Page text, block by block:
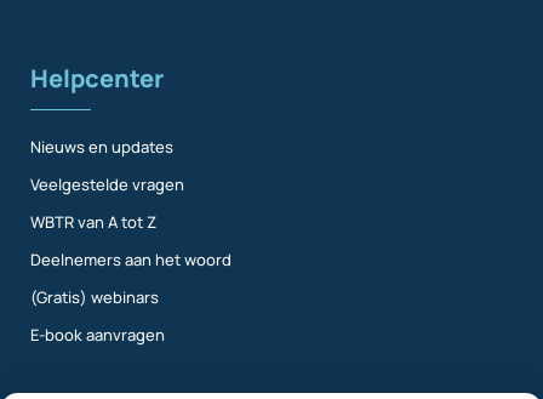
Helpcenter
Nieuws en updates
Veelgestelde vragen
WBTR van A tot Z
Deelnemers aan het woord
(Gratis) webinars
E-book aanvragen